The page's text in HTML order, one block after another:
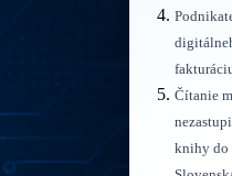
Čítanie
knihy do